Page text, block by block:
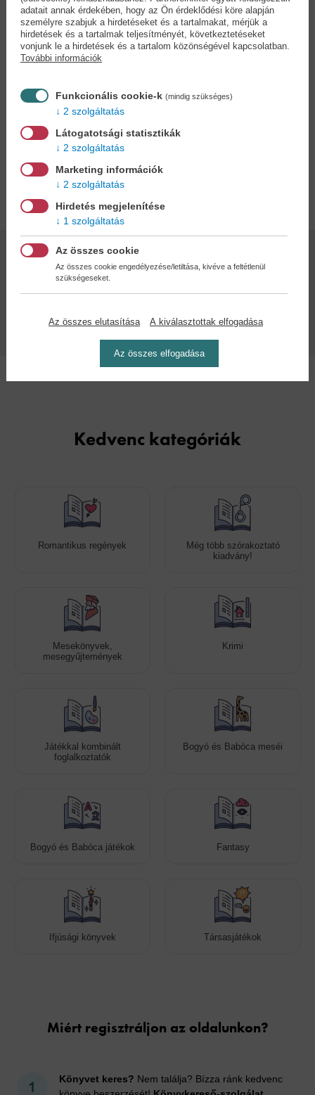
éjszakai csomagszortírozó, futár és így tovább. Kötetében a saját
történetét meséli el, a gig economy („haknigazdaság” vagy
„platformgazdaság”) többnyire projektalapon dolgozó, alulfizetett
munkavállalójának a történetét, amely világszerte több száz millió
ember osztályrésze. Memoárjában ugyanakkor nemcsak egy
érzékeny, szabadságvágytól fűtött fiatalember portréja is.
Hú Ánján könyve Kínában nagy sikert aratott, és világszerte is
bestsellerré vált, az eladott példányok száma 2025-ben már
megközelítette a kétmilliót.
Adatok
puha kötés
368
2026
Kedvenc kategóriák
Romantikus regények
Még több szórakoztató
kiadvány!
Mesekönyvek,
mesegyűjtemények
Krimi
Játékkal kombinált
foglalkoztatók
Bogyó és Babóca meséi
Bogyó és Babóca játékok Fantasy
Ifjúsági könyvek Társasjátékok
Miért regisztráljon az oldalunkon?
Könyvet keres? Nem találja? Bízza ránk kedvenc
adatait annak érdekében, hogy az Ön érdeklődési köre alapján
személyre szabjuk a hirdetéseket és a tartalmakat, mérjük a
hirdetések és a tartalmak teljesítményét, következtetéseket
vonjunk le a hirdetések és a tartalom közönségével kapcsolatban.
További információk
Funkcionális cookie-k (mindig szükséges)
2 szolgáltatás
Látogatotsági statisztikák
2 szolgáltatás
Marketing információk
2 szolgáltatás
Hirdetés megjelenítése
1 szolgáltatás
Az összes cookie
Az összes cookie engedélyezése/letiltása, kivéve a feltétlenül
szükségeseket.
Az összes elutasítása A kiválasztottak elfogadása
Az összes elfogadása